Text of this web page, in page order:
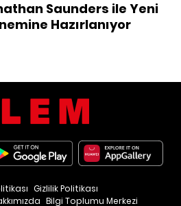
Saunders ile Yeni
Hazırlanıyor
Bilgi Toplumu Merkezi
Gizlilik Politikası